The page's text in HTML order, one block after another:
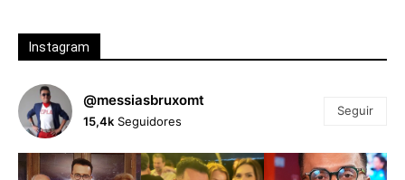
Instagram
@messiasbruxomt
15,4k Seguidores
Seguir